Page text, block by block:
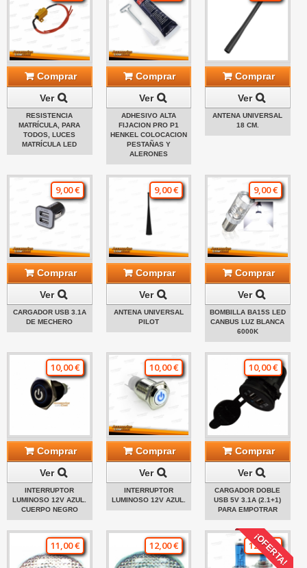
Comprar
Ver
RESISTENCIA
MATRÍCULA, PARA
TODOS, LUCES
MATRÍCULA LED
Comprar
Ver
ADHESIVO ALTA
FIJACION PRO P1
HENKEL COLOCACION
PESTAÑAS Y
ALERONES
Comprar
Ver
ANTENA UNIVERSAL
18 CM.
9,00 €
Comprar
Ver
CARGADOR USB 3.1A
DE MECHERO
9,00 €
Comprar
Ver
ANTENA UNIVERSAL
PILOT
9,00 €
Comprar
Ver
BOMBILLA BA15S LED
CANBUS LUZ BLANCA
6000K
10,00 €
Comprar
Ver
INTERRUPTOR
LUMINOSO 12V AZUL.
CUERPO NEGRO
10,00 €
Comprar
Ver
INTERRUPTOR
LUMINOSO 12V AZUL.
10,00 €
Comprar
Ver
CARGADOR DOBLE
USB 5V 3.1A (2.1+1)
PARA EMPOTRAR
11,00 € 12,00 € ¡OFERTA!
12,00 €